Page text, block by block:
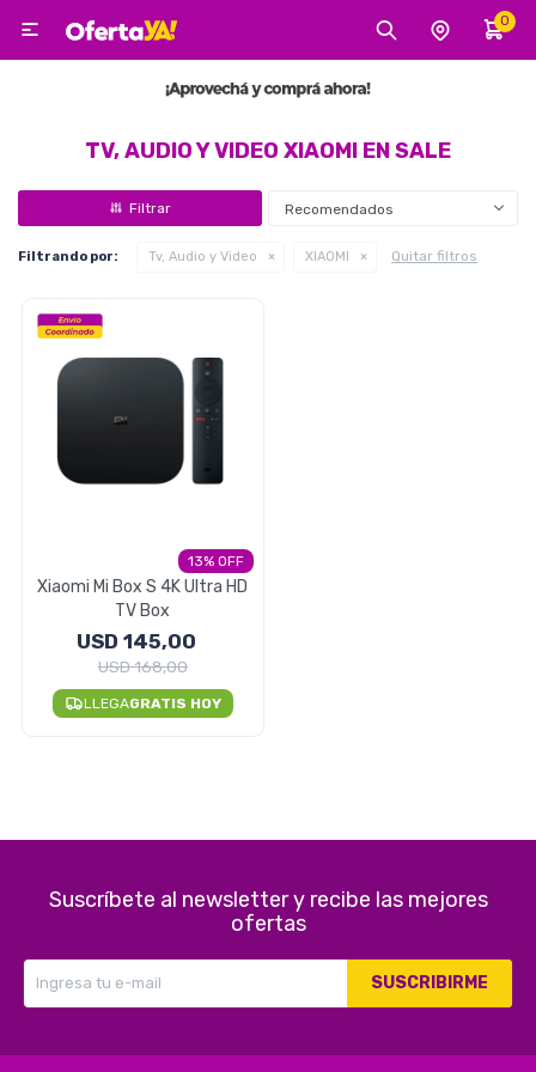
0

TV, AUDIO Y VIDEO XIAOMI EN SALE
Recomendados
Filtrando por: Tv, Audio y Video XIAOMI Quitar filtros
13
Xiaomi Mi Box S 4K Ultra HD
TV Box
USD 145,00
USD168,00
LLEGAGRATIS HOY
Suscríbete al newsletter y recibe las mejores
ofertas
SUSCRIBIRME
MI CUENTA
Tecnología
Tv, Audio y Video
Electrodomésticos
Pequeños electrodomésticos
Deportes y Tiempo Libre